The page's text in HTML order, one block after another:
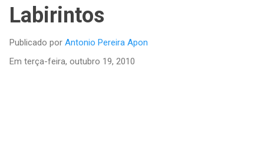
Labirintos
Publicado por Antonio Pereira Apon
Em terça-feira, outubro 19, 2010